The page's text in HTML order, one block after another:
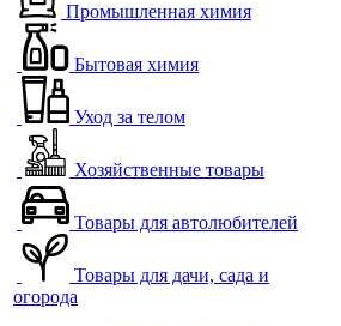
Промышленная химия
Бытовая химия
Уход за телом
Хозяйственные товары
Товары для автолюбителей
Товары для дачи, сада и
огорода